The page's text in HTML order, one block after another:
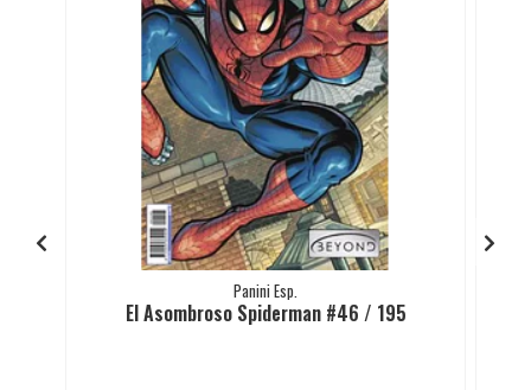
Panini Esp.
El Asombroso Spiderman #46 / 195